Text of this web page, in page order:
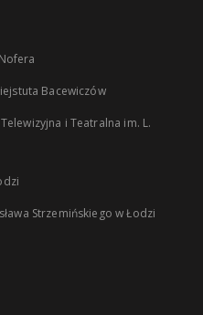
Bacewiczów
i Teatralna im. L.
Strzemińskiego w Łodzi